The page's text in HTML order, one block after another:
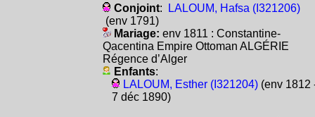
Conjoint:
LALOUM, Hafsa (I321206)
(env 1791)
Mariage: env 1811 : Constantine-
Qacentina Empire Ottoman ALGÉRIE
Régence d’Alger
Enfants:
LALOUM, Esther (I321204)(env 1812
7 déc 1890)